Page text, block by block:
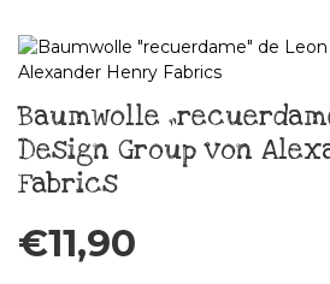
Baumwolle
Design Group von
Fabrics
€11,90